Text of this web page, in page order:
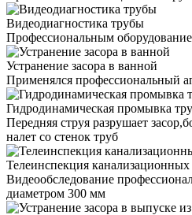
Видеодиагностика трубы
Профессиональным
Устранение засора в ванной
Применялся профессиональный
Гидродинамическая промывка
Передняя струя разрушает
налет со стенок труб
Телеинспекция канализационных
Видеообследование
диаметром 300 мм